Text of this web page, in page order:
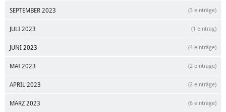
SEPTEMBER 2023 (3 einträge)
JULI 2023 (1 eintrag)
JUNI 2023 (4 einträge)
MAI 2023 (2 einträge)
APRIL 2023 (2 einträge)
MÄRZ 2023 (6 einträge)